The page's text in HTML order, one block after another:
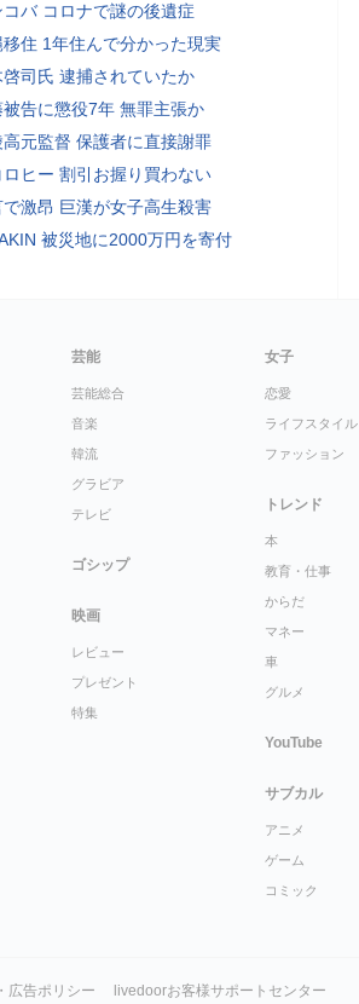
コバ コロナで謎の後遺症
移住 1年住んで分かった現実
啓司氏 逮捕されていたか
被告に懲役7年 無罪主張か
高元監督 保護者に直接謝罪
ロヒー 割引お握り買わない
で激昂 巨漢が女子高生殺害
被災地に2000万円を寄付
芸能
芸能総合
音楽
韓流
グラビア
テレビ
ゴシップ
映画
レビュー
プレゼント
特集
女子
恋愛
ライフスタイル
ファッション
トレンド
本
教育・仕事
からだ
マネー
車
グルメ
YouTube
サブカル
アニメ
ゲーム
コミック
広告ポリシー livedoorお客様サポートセンター